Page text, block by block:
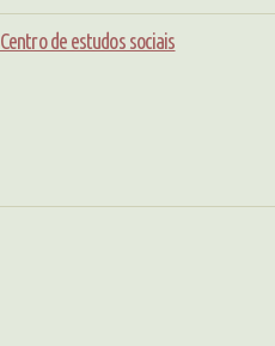
Centro de estudos sociais